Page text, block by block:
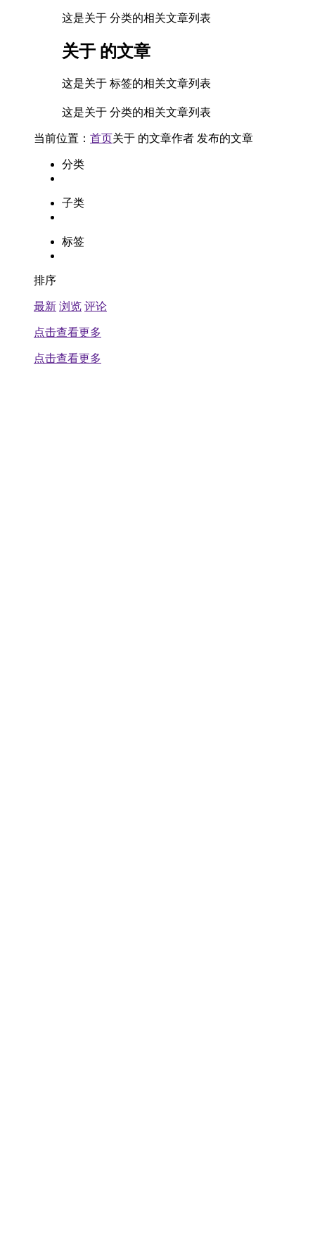
这是关于 分类的相关文章列表
关于 的文章
这是关于 标签的相关文章列表
这是关于 分类的相关文章列表
当前位置： 首页关于 的文章作者 发布的文章
分类
子类
标签
排序
最新 浏览 评论
点击查看更多
点击查看更多